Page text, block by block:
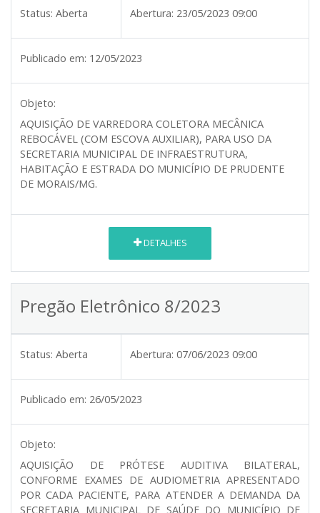
Status: Aberta Abertura: 23/05/2023 09:00
Publicado em: 12/05/2023
Objeto:
AQUISIÇÃO DE VARREDORA COLETORA MECÂNICA
REBOCÁVEL (COM ESCOVA AUXILIAR), PARA USO DA
SECRETARIA MUNICIPAL DE INFRAESTRUTURA,
HABITAÇÃO E ESTRADA DO MUNICÍPIO DE PRUDENTE
DE MORAIS/MG.
DETALHES
Pregão Eletrônico 8/2023
Status: Aberta Abertura: 07/06/2023 09:00
Publicado em: 26/05/2023
Objeto:
AQUISIÇÃO DE PRÓTESE AUDITIVA BILATERAL,
CONFORME EXAMES DE AUDIOMETRIA APRESENTADO
POR CADA PACIENTE, PARA ATENDER A DEMANDA DA
SECRETARIA MUNICIPAL DE SAÚDE DO MUNICÍPIO DE